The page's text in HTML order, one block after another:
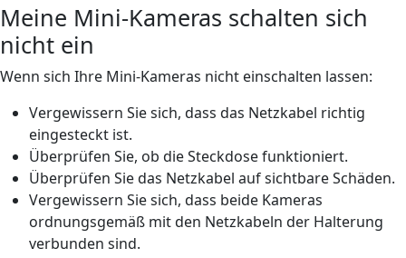
Meine Mini-Kameras schalten sich
nicht ein
Wenn sich Ihre Mini-Kameras nicht einschalten lassen:
Vergewissern Sie sich, dass das Netzkabel richtig
eingesteckt ist.
Überprüfen Sie, ob die Steckdose funktioniert.
Überprüfen Sie das Netzkabel auf sichtbare Schäden.
Vergewissern Sie sich, dass beide Kameras
ordnungsgemäß mit den Netzkabeln der Halterung
verbunden sind.